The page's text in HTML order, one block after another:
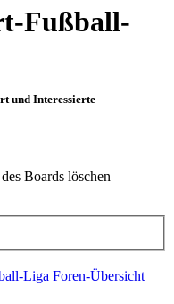
Fußball-
und Interessierte
Boards löschen
Liga Foren-Übersicht